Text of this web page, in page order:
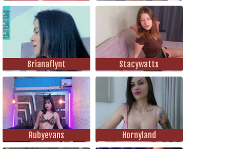
Brianaflynt Stacywatts
Rubyevans Hornyland